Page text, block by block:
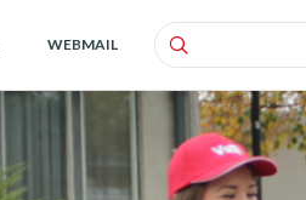
Search
WEBMAIL